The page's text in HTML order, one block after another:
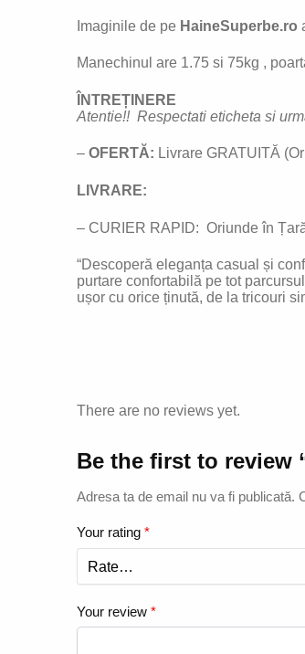
Imaginile de pe HaineSuperbe.ro
Manechinul are 1.75 si 75kg ,
ÎNTREȚINERE
Atentie!! Respectati eticheta si
– OFERTĂ: Livrare GRATUITĂ
LIVRARE:
– CURIER RAPID: Oriunde în
“Descoperă eleganța casual și
purtare confortabilă pe tot
ușor cu orice ținută, de la tricouri
There are no reviews yet.
Be the first to review
Adresa ta de email nu va fi publicată.
Your rating *
Your review *